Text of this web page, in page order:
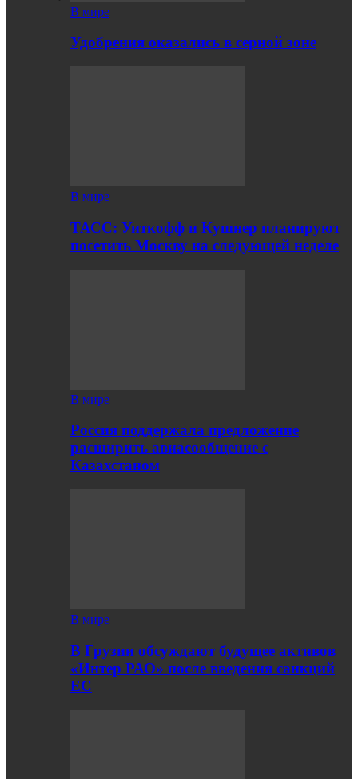
В мире
Удобрения оказались в серной зоне
В мире
ТАСС: Уиткофф и Кушнер планируют
посетить Москву на следующей неделе
В мире
Россия поддержала предложение
расширить авиасообщение с
Казахстаном
В мире
В Грузии обсуждают будущее активов
«Интер РАО» после введения санкций
ЕС